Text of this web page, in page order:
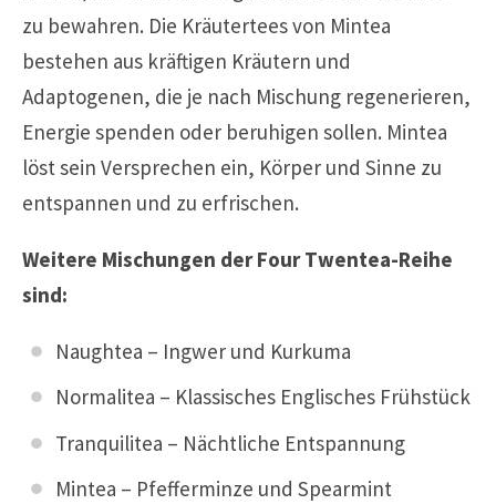
zu bewahren. Die Kräutertees von Mintea
bestehen aus kräftigen Kräutern und
Adaptogenen, die je nach Mischung regenerieren,
Energie spenden oder beruhigen sollen. Mintea
löst sein Versprechen ein, Körper und Sinne zu
entspannen und zu erfrischen.
Weitere Mischungen der Four Twentea-Reihe
sind:
Naughtea – Ingwer und Kurkuma
Normalitea – Klassisches Englisches Frühstück
Tranquilitea – Nächtliche Entspannung
Mintea – Pfefferminze und Spearmint